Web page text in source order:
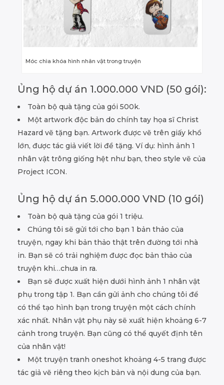
Móc chìa khóa hình nhân vật trong truyện
Ủng hộ dự án 1.000.000 VND (50 gói):
Toàn bộ quà tặng của gói 500k.
Một artwork độc bản do chính tay họa sĩ Christ
Hazard vẽ tặng bạn. Artwork được vẽ trên giấy khổ
lớn, được tác giả viết lời đề tặng. Ví dụ: hình ảnh 1
nhân vật trông giống hệt như bạn, theo style vẽ của
Project ICON.
Ủng hộ dự án 5.000.000 VND (10 gói)
Toàn bộ quà tặng của gói 1 triệu.
Chúng tôi sẽ gửi tới cho bạn 1 bản thảo của
truyện, ngay khi bản thảo thật trên đường tới nhà
in. Bạn sẽ có trải nghiệm được đọc bản thảo của
truyện khi…chưa in ra.
Bạn sẽ được xuất hiện dưới hình ảnh 1 nhân vật
phụ trong tập 1. Bạn cần gửi ảnh cho chúng tôi để
có thể tạo hình bạn trong truyện một cách chính
xác nhất. Nhân vật phụ này sẽ xuất hiện khoảng 6-7
cảnh trong truyện. Bạn cũng có thể quyết định tên
của nhân vật!
Một truyện tranh oneshot khoảng 4-5 trang được
tác giả vẽ riêng theo kịch bản và nội dung của bạn.